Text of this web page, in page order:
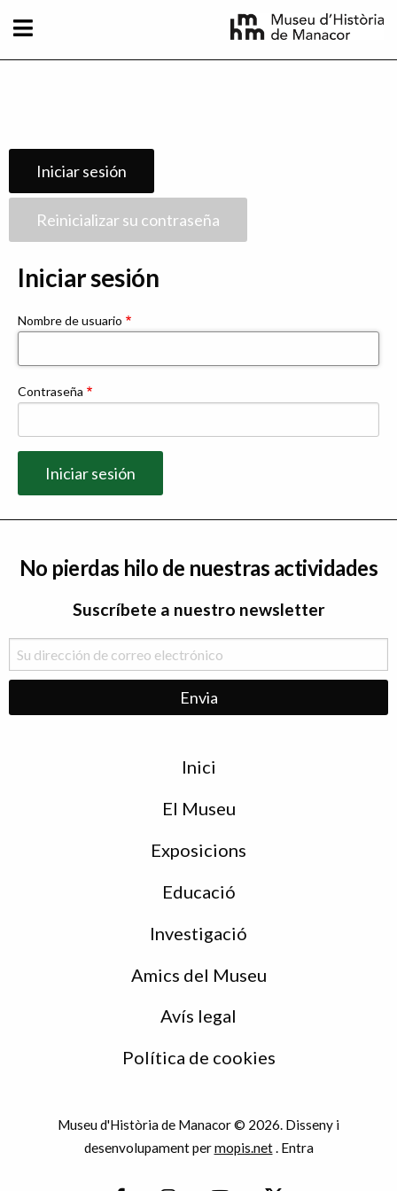
Solapas
principales
Iniciar sesión
Reinicializar su contraseña
Iniciar sesión
Nombre de usuario
Contraseña
No pierdas hilo de nuestras actividades
Suscríbete a nuestro newsletter
Inici
El Museu
Exposicions
Educació
Investigació
Amics del Museu
Avís legal
Política de cookies
Museu d'Història de Manacor © 2026. Disseny i
desenvolupament permopis.net. Entra